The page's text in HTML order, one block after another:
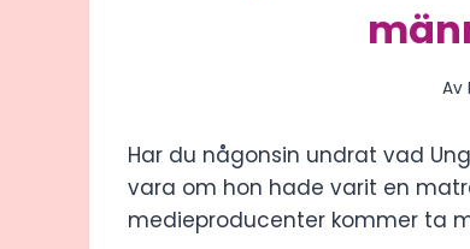
Av
Har du någonsin undrat vad
vara om hon hade varit en
medieproducenter kommer ta